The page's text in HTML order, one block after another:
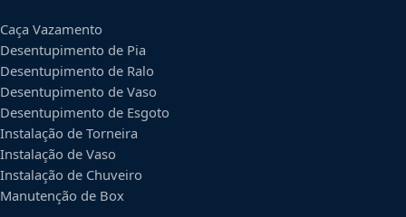
Caça Vazamento
Desentupimento de Pia
Desentupimento de Ralo
Desentupimento de Vaso
Desentupimento de Esgoto
Instalação de Torneira
Instalação de Vaso
Instalação de Chuveiro
Manutenção de Box